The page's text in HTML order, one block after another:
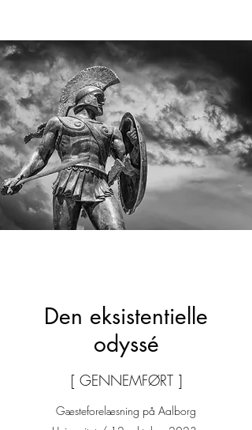
Den eksistentielle
odyssé
[ GENNEMFØRT ]
Gæsteforelæsning på Aalborg